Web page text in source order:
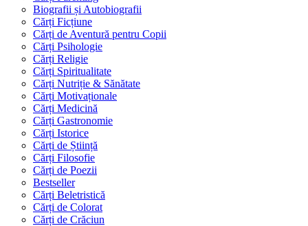
Biografii și Autobiografii
Cărți Ficțiune
Cărți de Aventură pentru Copii
Cărți Psihologie
Cărți Religie
Cărți Spiritualitate
Cărți Nutriție & Sănătate
Cărți Motivaționale
Cărți Medicină
Cărți Gastronomie
Cărți Istorice
Cărți de Știință
Cărți Filosofie
Cărți de Poezii
Bestseller
Cărți Beletristică
Cărți de Colorat
Cărți de Crăciun